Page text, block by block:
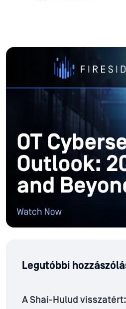
Legutóbbi
A Shai-Hulud